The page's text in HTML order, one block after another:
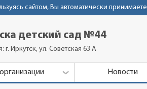
сайтом, Вы автоматически принимаете
детский сад №44
Иркутск, ул. Советская 63 А
Новости